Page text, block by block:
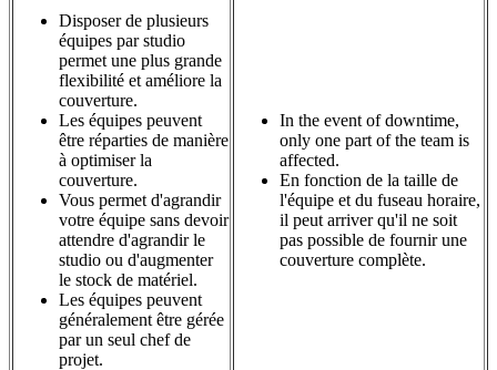
Disposer de plusieurs
équipes par studio
permet une plus grande
flexibilité et améliore la
couverture.
Les équipes peuvent
être réparties de manière
à optimiser la
couverture.
Vous permet d'agrandir
votre équipe sans devoir
attendre d'agrandir le
studio ou d'augmenter
le stock de matériel.
Les équipes peuvent
généralement être gérée
par un seul chef de
projet.
In the event of downtime,
only one part of the team is
affected.
En fonction de la taille de
l'équipe et du fuseau horaire,
il peut arriver qu'il ne soit
pas possible de fournir une
couverture complète.